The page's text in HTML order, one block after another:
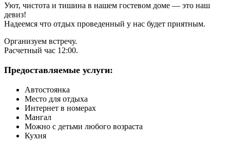
Уют, чистота и тишина в нашем гостевом доме — это наш
девиз!
Надеемся что отдых проведенный у нас будет приятным.
Организуем встречу.
Расчетный час 12:00.
Предоставляемые услуги:
Автостоянка
Место для отдыха
Интернет в номерах
Мангал
Можно с детьми любого возраста
Кухня